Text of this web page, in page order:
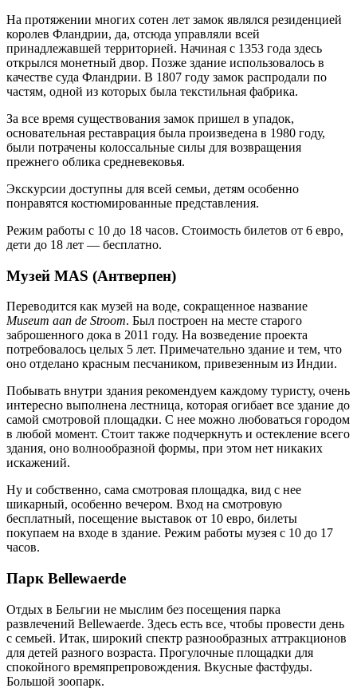
На протяжении многих сотен лет замок являлся резиденцией
королев Фландрии, да, отсюда управляли всей
принадлежавшей территорией. Начиная с 1353 года здесь
открылся монетный двор. Позже здание использовалось в
качестве суда Фландрии. В 1807 году замок распродали по
частям, одной из которых была текстильная фабрика.
За все время существования замок пришел в упадок,
основательная реставрация была произведена в 1980 году,
были потрачены колоссальные силы для возвращения
прежнего облика средневековья.
Экскурсии доступны для всей семьи, детям особенно
понравятся костюмированные представления.
Режим работы с 10 до 18 часов. Стоимость билетов от 6 евро,
дети до 18 лет — бесплатно.
Музей MAS (Антверпен)
Переводится как музей на воде, сокращенное название
Museum aan de Stroom. Был построен на месте старого
заброшенного дока в 2011 году. На возведение проекта
потребовалось целых 5 лет. Примечательно здание и тем, что
оно отделано красным песчаником, привезенным из Индии.
Побывать внутри здания рекомендуем каждому туристу, очень
интересно выполнена лестница, которая огибает все здание до
самой смотровой площадки. С нее можно любоваться городом
в любой момент. Стоит также подчеркнуть и остекление всего
здания, оно волнообразной формы, при этом нет никаких
искажений.
Ну и собственно, сама смотровая площадка, вид с нее
шикарный, особенно вечером. Вход на смотровую
бесплатный, посещение выставок от 10 евро, билеты
покупаем на входе в здание. Режим работы музея с 10 до 17
часов.
Парк Bellewaerde
Отдых в Бельгии не мыслим без посещения парка
развлечений Bellewaerde. Здесь есть все, чтобы провести день
с семьей. Итак, широкий спектр разнообразных аттракционов
для детей разного возраста. Прогулочные площадки для
спокойного времяпрепровождения. Вкусные фастфуды.
Большой зоопарк.